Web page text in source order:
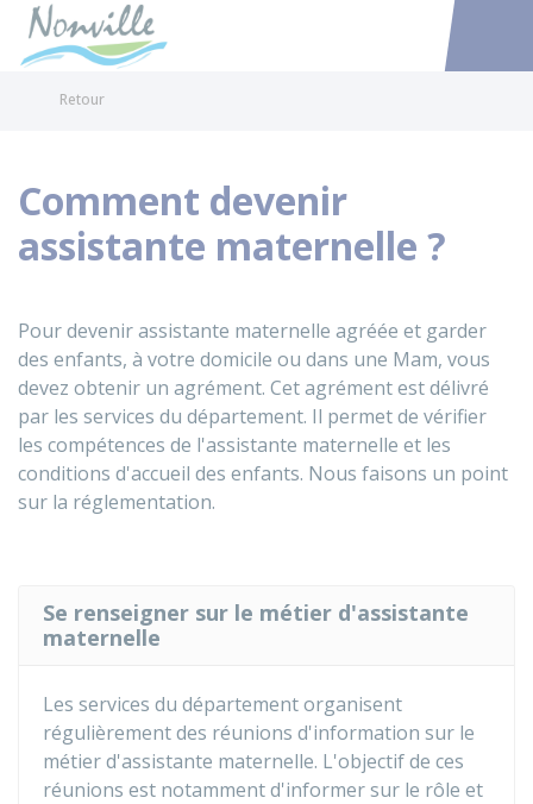
Accéder
Retour
Comment devenir
assistante maternelle ?
Pour devenir assistante maternelle agréée et garder
des enfants, à votre domicile ou dans une Mam, vous
devez obtenir un agrément. Cet agrément est délivré
par les services du département. Il permet de vérifier
les compétences de l'assistante maternelle et les
conditions d'accueil des enfants. Nous faisons un point
sur la réglementation.
Se renseigner sur le métier d'assistante
maternelle
Les services du département organisent
régulièrement des réunions d'information sur le
métier d'assistante maternelle. L'objectif de ces
réunions est notamment d'informer sur le rôle et